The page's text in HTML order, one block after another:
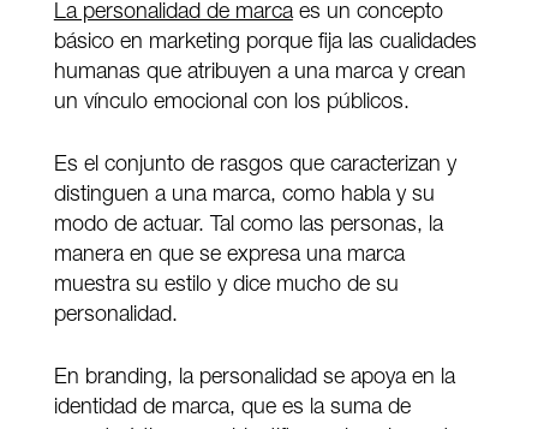
La personalidad de marcaes un concepto
básico en marketing porque fija las cualidades
humanas que atribuyen a una marca y crean
un vínculo emocional con los públicos.
Es el conjunto de rasgos que caracterizan y
distinguen a una marca, como habla y su
modo de actuar. Tal como las personas, la
manera en que se expresa una marca
muestra su estilo y dice mucho de su
personalidad.
En branding, la personalidad se apoya en la
identidad de marca, que es la suma de